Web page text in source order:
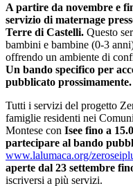
A partire da novembre e
servizio di maternage
Terre di Castelli. Questo
bambini e bambine (0-3
offrendo un ambiente di
Un bando specifico per
pubblicato prossimamente.
Tutti i servizi del progetto
famiglie residenti nei
Montese con Isee fino a
partecipare al bando
www.lalumaca.org/
aperte dal 23 settembre
iscriversi a più servizi.